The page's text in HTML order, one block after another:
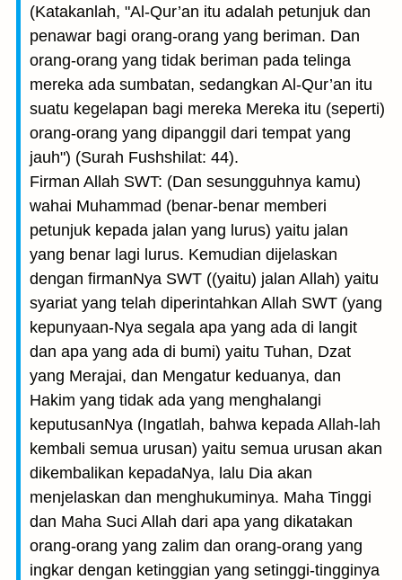
(Katakanlah, "Al-Qur’an itu adalah petunjuk dan
penawar bagi orang-orang yang beriman. Dan
orang-orang yang tidak beriman pada telinga
mereka ada sumbatan, sedangkan Al-Qur’an itu
suatu kegelapan bagi mereka Mereka itu (seperti)
orang-orang yang dipanggil dari tempat yang
jauh") (Surah Fushshilat: 44).
Firman Allah SWT: (Dan sesungguhnya kamu)
wahai Muhammad (benar-benar memberi
petunjuk kepada jalan yang lurus) yaitu jalan
yang benar lagi lurus. Kemudian dijelaskan
dengan firmanNya SWT ((yaitu) jalan Allah) yaitu
syariat yang telah diperintahkan Allah SWT (yang
kepunyaan-Nya segala apa yang ada di langit
dan apa yang ada di bumi) yaitu Tuhan, Dzat
yang Merajai, dan Mengatur keduanya, dan
Hakim yang tidak ada yang menghalangi
keputusanNya (Ingatlah, bahwa kepada Allah-lah
kembali semua urusan) yaitu semua urusan akan
dikembalikan kepadaNya, lalu Dia akan
menjelaskan dan menghukuminya. Maha Tinggi
dan Maha Suci Allah dari apa yang dikatakan
orang-orang yang zalim dan orang-orang yang
ingkar dengan ketinggian yang setinggi-tingginya